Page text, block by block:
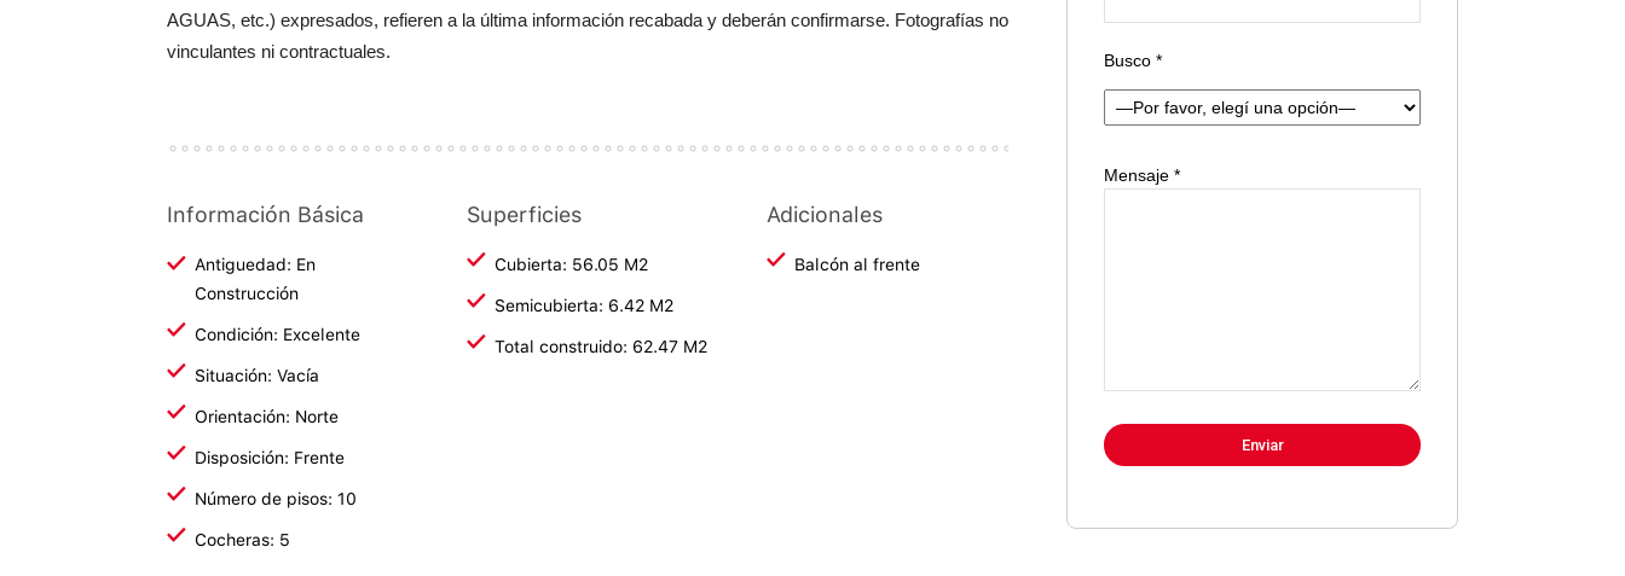
AGUAS, etc.) expresados, refieren a la última información recabada y deberán confirmarse. Fotografías no
vinculantes ni contractuales.
Información Básica
Antiguedad: En
Construcción
Condición: Excelente
Situación: Vacía
Orientación: Norte
Disposición: Frente
Número de pisos: 10
Cocheras: 5
Superficies
Cubierta: 56.05 M2
Semicubierta: 6.42 M2
Total construido: 62.47 M2
Adicionales
Balcón al frente
Busco *
Mensaje *